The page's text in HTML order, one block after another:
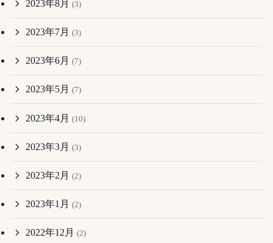
2023年8月 (3)
2023年7月 (3)
2023年6月 (7)
2023年5月 (7)
2023年4月 (10)
2023年3月 (3)
2023年2月 (2)
2023年1月 (2)
2022年12月 (2)